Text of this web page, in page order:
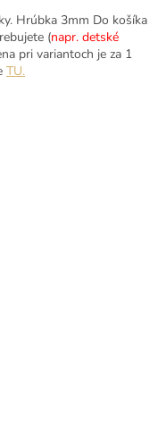
Hrúbka 3mm Do košíka
(napr. detské
pri variantoch je za 1
TU.